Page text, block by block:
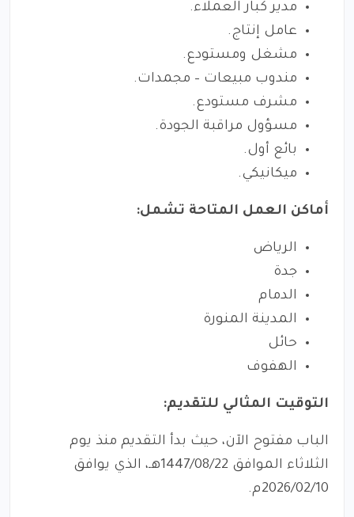
مدير كبار العملاء.
عامل إنتاج.
مشغل ومستودع.
مندوب مبيعات – مجمدات.
مشرف مستودع.
مسؤول مراقبة الجودة.
بائع أول.
ميكانيكي.
أماكن العمل المتاحة تشمل:
الرياض
جدة
الدمام
المدينة المنورة
حائل
الهفوف
التوقيت المثالي للتقديم:
الباب مفتوح الآن، حيث بدأ التقديم منذ يوم
الثلاثاء الموافق 1447/08/22هـ، الذي يوافق
2026/02/10م.